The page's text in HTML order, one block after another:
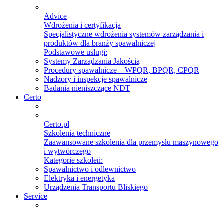
Advice
Wdrożenia i certyfikacja
Specjalistyczne wdrożenia systemów zarządzania i
produktów dla branży spawalniczej
Podstawowe usługi:
Systemy Zarządzania Jakością
Procedury spawalnicze – WPQR, BPQR, CPQR
Nadzory i inspekcje spawalnicze
Badania nieniszczące NDT
Certo
Certo.pl
Szkolenia techniczne
Zaawansowane szkolenia dla przemysłu maszynowego
i wytwórczego
Kategorie szkoleń:
Spawalnictwo i odlewnictwo
Elektryka i energetyka
Urządzenia Transportu Bliskiego
Service